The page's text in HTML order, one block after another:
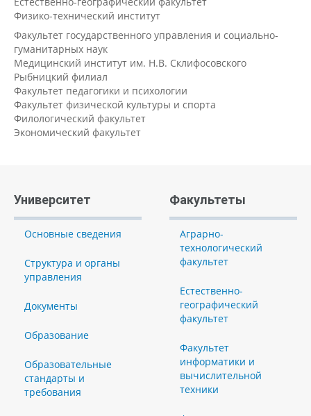
Физико-технический институт
Факультет государственного управления и социально-
гуманитарных наук
Медицинский институт им. Н.В. Склифосовского
Рыбницкий филиал
Факультет педагогики и психологии
Факультет физической культуры и спорта
Филологический факультет
Экономический факультет
Университет
Основные сведения
Структура и органы
управления
Документы
Образование
Образовательные
стандарты и
требования
Факультеты
Аграрно-
технологический
факультет
Естественно-
географический
факультет
Факультет
информатики и
вычислительной
техники